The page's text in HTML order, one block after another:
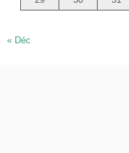
« Déc